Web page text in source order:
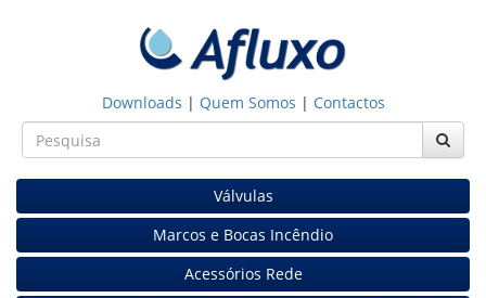
Downloads | Quem Somos | Contactos
Válvulas
Marcos e Bocas Incêndio
Acessórios Rede